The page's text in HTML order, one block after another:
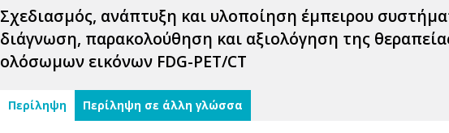
Σχεδιασμός, ανάπτυξη και υλοποίηση έμπειρου
διάγνωση, παρακολούθηση και αξιολόγηση της
ολόσωμων εικόνων FDG-PET/CT
Περίληψη Περίληψη σε άλλη γλώσσα